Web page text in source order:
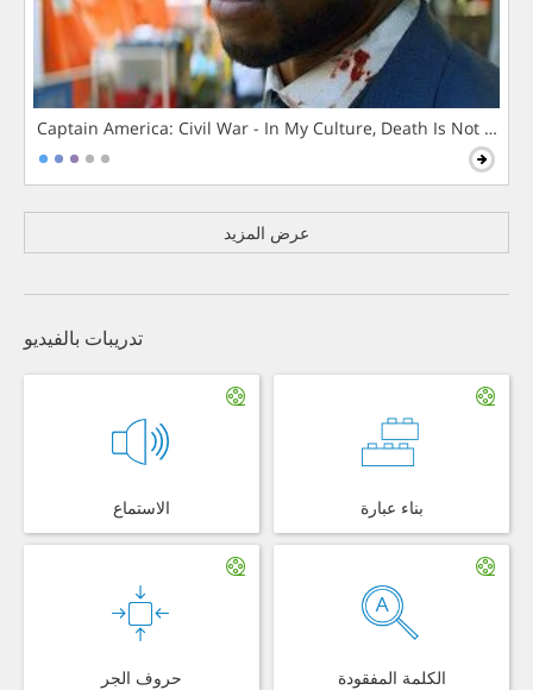
Captain America: Civil War - In My Culture, Death Is Not The
عرض المزيد
تدريبات بالفيديو
الاستماع بناء عبارة
حروف الجر الكلمة المفقودة